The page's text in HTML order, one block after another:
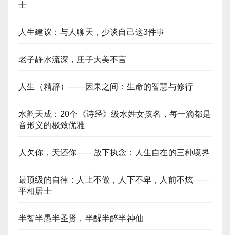
士
人生建议：与人聊天，少谈自己这3件事
老子静水流深，庄子大美不言
人生（精辟）——因果之间：生命的智慧与修行
水韵天成：20个《诗经》级水姓女孩名，每一滴都是
音形义的极致优雅
人欠你，天还你——放下执念：人生自在的三种境界
最顶级的自律：人上不傲，人下不卑，人前不炫——
平相居士
半智半愚半圣贤，半醒半醉半神仙